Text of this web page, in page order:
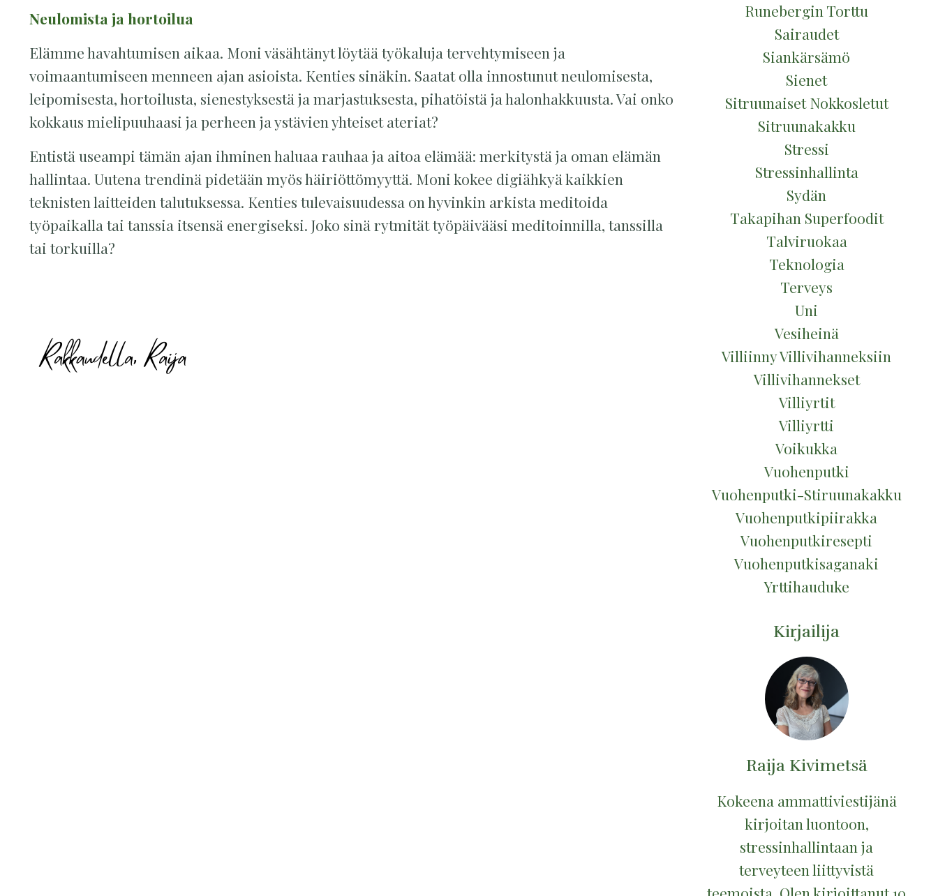
Neulomista ja hortoilua
Elämme havahtumisen aikaa. Moni väsähtänyt löytää työkaluja tervehtymiseen ja
voimaantumiseen menneen ajan asioista. Kenties sinäkin. Saatat olla innostunut neulomisesta,
leipomisesta, hortoilusta, sienestyksestä ja marjastuksesta, pihatöistä ja halonhakkuusta. Vai onko
kokkaus mielipuuhaasi ja perheen ja ystävien yhteiset ateriat?
Entistä useampi tämän ajan ihminen haluaa rauhaa ja aitoa elämää: merkitystä ja oman elämän
hallintaa. Uutena trendinä pidetään myös häiriöttömyyttä. Moni kokee digiähkyä kaikkien
teknisten laitteiden talutuksessa. Kenties tulevaisuudessa on hyvinkin arkista meditoida
työpaikalla tai tanssia itsensä energiseksi. Joko sinä rytmität työpäivääsi meditoinnilla, tanssilla
tai torkuilla?
Runebergin Torttu
Sairaudet
Siankärsämö
Sienet
Sitruunaiset Nokkosletut
Sitruunakakku
Stressi
Stressinhallinta
Sydän
Takapihan Superfoodit
Talviruokaa
Teknologia
Terveys
Uni
Vesiheinä
Villiinny Villivihanneksiin
Villivihannekset
Villiyrtit
Villiyrtti
Voikukka
Vuohenputki
Vuohenputki-Stiruunakakku
Vuohenputkipiirakka
Vuohenputkiresepti
Vuohenputkisaganaki
Yrttihauduke
Kirjailija
Raija Kivimetsä
Kokeena ammattiviestijänä
kirjoitan luontoon,
stressinhallintaan ja
terveyteen liittyvistä